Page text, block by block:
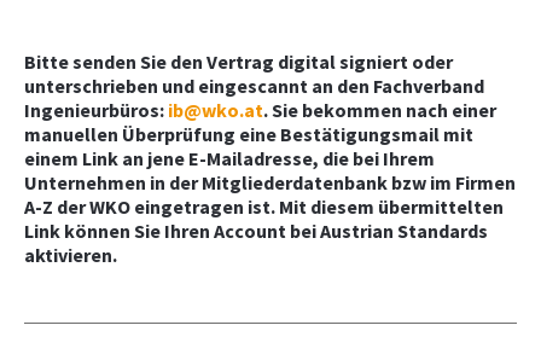
Bitte senden Sie den Vertrag digital signiert oder
unterschrieben und eingescannt an den Fachverband
Ingenieurbüros: ib@wko.at. Sie bekommen nach einer
manuellen Überprüfung eine Bestätigungsmail mit
einem Link an jene E-Mailadresse, die bei Ihrem
Unternehmen in der Mitgliederdatenbank bzw im Firmen
A-Z der WKO eingetragen ist. Mit diesem übermittelten
Link können Sie Ihren Account bei Austrian Standards
aktivieren.